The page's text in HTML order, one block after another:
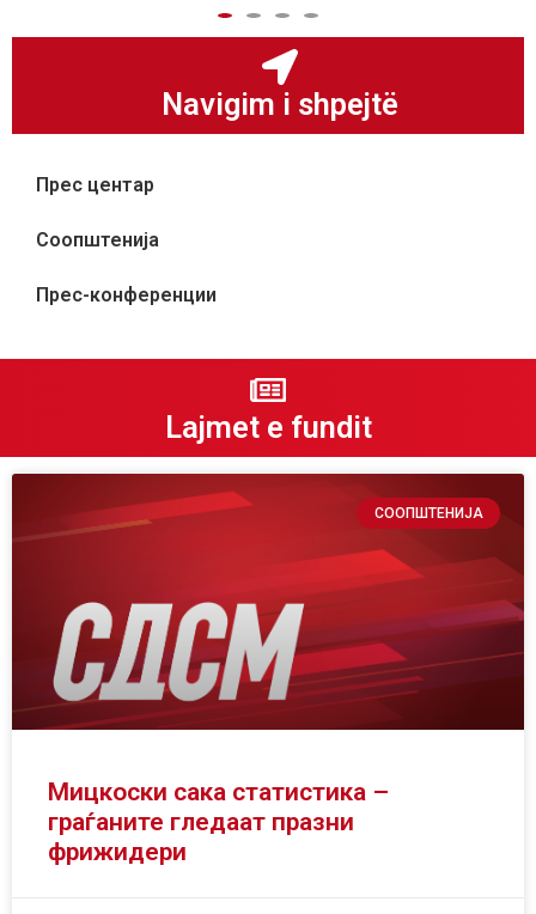
Navigim i shpejtë
Прес центар
Соопштенија
Прес-конференции
Lajmet e fundit
СООПШТЕНИЈА
Мицкоски сака статистика –
граѓаните гледаат празни
фрижидери